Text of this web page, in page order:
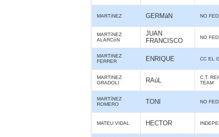
MARTíNEZ GERMáN NO
MARTíNEZ
ALARCóN
JUAN
FRANCISCO
NO
MARTINEZ
FERRER
ENRIQUE CC EL
MARTINEZ
GRADOLI
RAúL
C.T.
TEAM
MARTíNEZ
ROMERO
TONI NO
MATEU VIDAL HECTOR